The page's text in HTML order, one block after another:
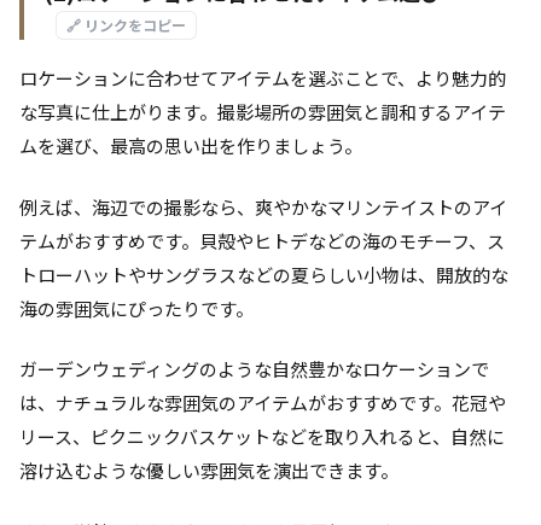
🔗 リンクをコピー
ロケーションに合わせてアイテムを選ぶことで、より魅力的
な写真に仕上がります。撮影場所の雰囲気と調和するアイテ
ムを選び、最高の思い出を作りましょう。
例えば、海辺での撮影なら、爽やかなマリンテイストのアイ
テムがおすすめです。貝殻やヒトデなどの海のモチーフ、ス
トローハットやサングラスなどの夏らしい小物は、開放的な
海の雰囲気にぴったりです。
ガーデンウェディングのような自然豊かなロケーションで
は、ナチュラルな雰囲気のアイテムがおすすめです。花冠や
リース、ピクニックバスケットなどを取り入れると、自然に
溶け込むような優しい雰囲気を演出できます。